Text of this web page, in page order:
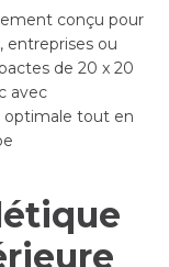
conçu pour
entreprises ou
de 20 x 20
avec
optimale tout en